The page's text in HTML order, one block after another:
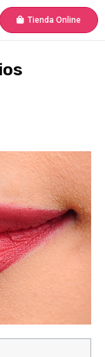
Tienda Online